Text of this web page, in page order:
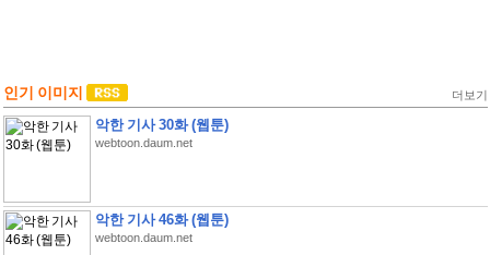
인기 이미지 더보기
악한 기사 30화 (웹툰)
webtoon.daum.net
악한 기사 46화 (웹툰)
webtoon.daum.net